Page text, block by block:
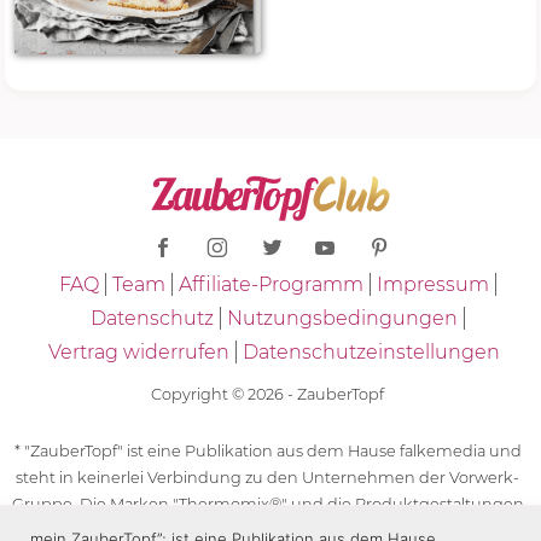
FAQ Team Affiliate-Programm
Impressum
Datenschutz
Nutzungsbedingungen
Vertrag widerrufen
Datenschutzeinstellungen
Copyright © 2026 - ZauberTopf
* "ZauberTopf" ist eine Publikation aus dem Hause falkemedia und
steht in keinerlei Verbindung zu den Unternehmen der Vorwerk-
Gruppe. Die Marken "Thermomix®" und die Produktgestaltungen
des "Thermomix®" sind eingetragene Marken der Unternehmen